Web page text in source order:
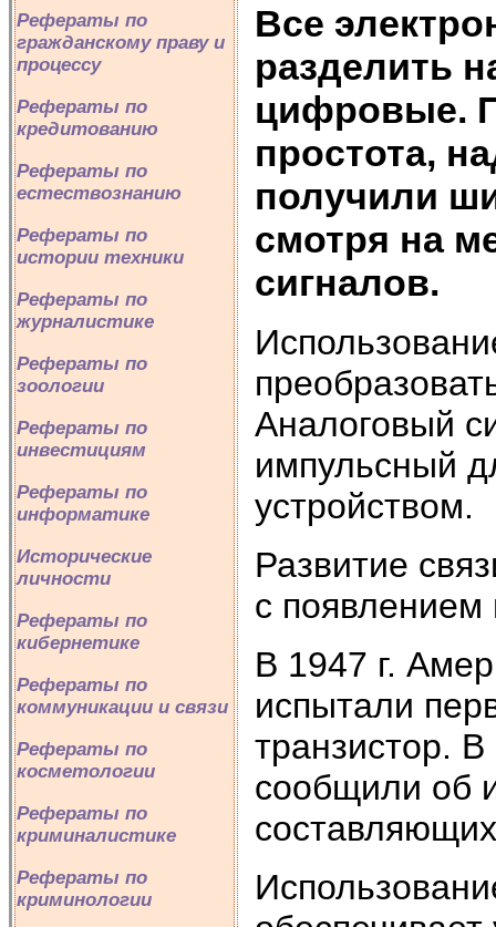
Рефераты по
гражданскому праву и
процессу
Рефераты по
кредитованию
Рефераты по
естествознанию
Рефераты по
истории техники
Рефераты по
журналистике
Рефераты по
зоологии
Рефераты по
инвестициям
Рефераты по
информатике
Исторические
личности
Рефераты по
кибернетике
Рефераты по
коммуникации и связи
Рефераты по
косметологии
Рефераты по
криминалистике
Рефераты по
криминологии
Все
разделить
цифровые.
простота,
получили
смотря на
сигналов.
Аналоговый
импульсный
устройством.
Развитие
с появлением
В 1947 г.
испытали
транзистор.
сообщили об